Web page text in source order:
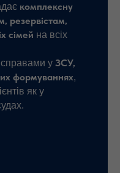
комплексну
резервістам,
сімей на всіх
у ЗСУ,
формуваннях,
як у